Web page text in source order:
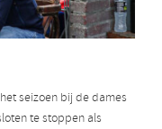
seizoen bij de dames
te stoppen als